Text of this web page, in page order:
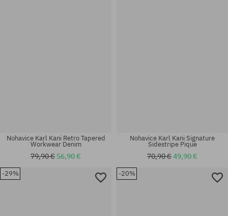
Dostupné veľkosti:
Dostupné veľkosti:
Nohavice Karl Kani Retro Tapered
Workwear Denim
79,90 € 56,90 €
Nohavice Karl Kani Signature
Sidestripe Pique
70,90 €49,90 €
-29% -20%